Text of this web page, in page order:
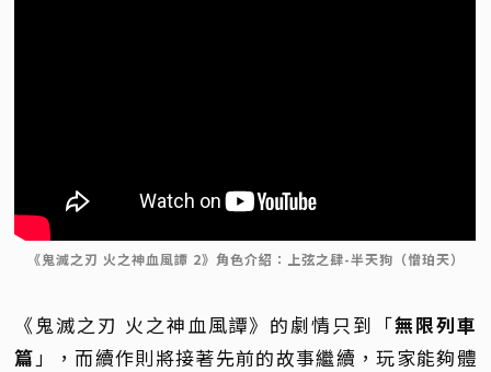
《鬼滅之刃 火之神血風譚 2》角色介紹：上弦之肆-半天狗（憎珀天）
《鬼滅之刃 火之神血風譚》的劇情只到「無限列車
篇 」，而續作則將接著先前的故事繼續，玩家能夠體